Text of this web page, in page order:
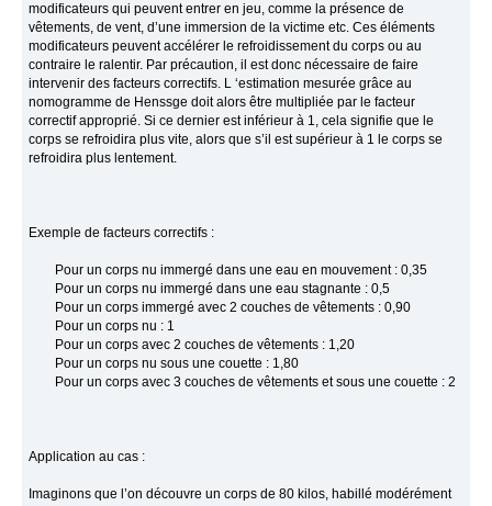
modificateurs qui peuvent entrer en jeu, comme la présence de
vêtements, de vent, d’une immersion de la victime etc. Ces éléments
modificateurs peuvent accélérer le refroidissement du corps ou au
contraire le ralentir. Par précaution, il est donc nécessaire de faire
intervenir des facteurs correctifs. L ‘estimation mesurée grâce au
nomogramme de Henssge doit alors être multipliée par le facteur
correctif approprié. Si ce dernier est inférieur à 1, cela signifie que le
corps se refroidira plus vite, alors que s’il est supérieur à 1 le corps se
refroidira plus lentement.
Exemple de facteurs correctifs :
Pour un corps nu immergé dans une eau en mouvement : 0,35
Pour un corps nu immergé dans une eau stagnante : 0,5
Pour un corps immergé avec 2 couches de vêtements : 0,90
Pour un corps nu : 1
Pour un corps avec 2 couches de vêtements : 1,20
Pour un corps nu sous une couette : 1,80
Pour un corps avec 3 couches de vêtements et sous une couette : 2
Application au cas :
Imaginons que l’on découvre un corps de 80 kilos, habillé modérément